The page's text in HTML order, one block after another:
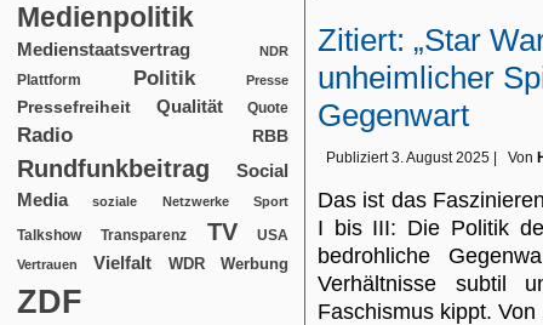
Medienpolitik
Medienstaatsvertrag NDR
Plattform Politik Presse
Pressefreiheit Qualität Quote
Radio RBB
Rundfunkbeitrag
Social
Media
soziale Netzwerke Sport
Talkshow Transparenz TV USA
Vertrauen Vielfalt WDR Werbung
ZDF
Zitiert: „Star
unheimlicher
Gegenwart
Publiziert 3. August 2025 Von
Das ist das
I bis III: Die Politik
bedrohliche
Verhältnisse subtil
Faschismus kippt.